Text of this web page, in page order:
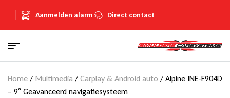
Aanmelden alarm Direct contact
Home / Multimedia / Carplay & Android auto / Alpine INE-F904D
– 9″ Geavanceerd navigatiesysteem